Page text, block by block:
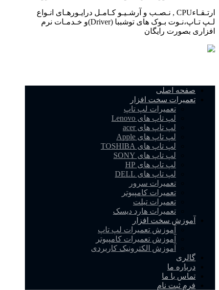
ارتـقـاءCPU , نـصـب و آرشـیـو کـامـل درایـورهـای انـواع
لـپ تـاپ،نـوت بـوک های توشببا (Driver)و خـدمـات نرم
افزاری بصورت رایگان
صفحه اصلی
تعمیرات سخت افزار
تعمیرات لپ تاپ
لپ تاپ های Lenovo
لپ تاپ های acer
لپ تاپ های Apple
لپ تاپ های TOSHIBA
لپ تاپ های SONY
لپ تاپ های HP
لپ تاپ های DELL
تعمیرات سرور
تعمیرات کامپیوتر
تعمیرات تبلت
تعمیرات هارد دیسک
آموزش سخت افزار
آموزش تعمیرات لپ تاپ
آموزش تعمیرات کامپیوتر
آموزش الکترونیک کاربردی
گالری
درباره ما
تماس با ما
فرم ثبت نام